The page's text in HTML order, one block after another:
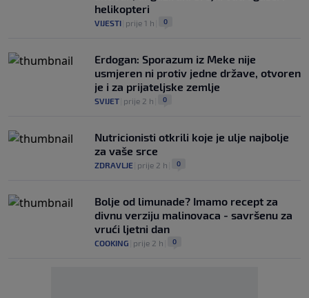
helikopteri
VIJESTI prije 1 h 0
Erdogan: Sporazum iz Meke nije
usmjeren ni protiv jedne države, otvoren
je i za prijateljske zemlje
SVIJET prije 2 h 0
Nutricionisti otkrili koje je ulje najbolje
za vaše srce
ZDRAVLJE prije 2 h 0
Bolje od limunade? Imamo recept za
divnu verziju malinovaca - savršenu za
vrući ljetni dan
COOKING prije 2 h 0